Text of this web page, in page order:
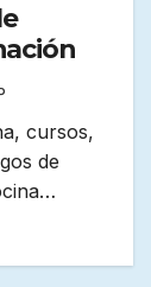
cursos,
de